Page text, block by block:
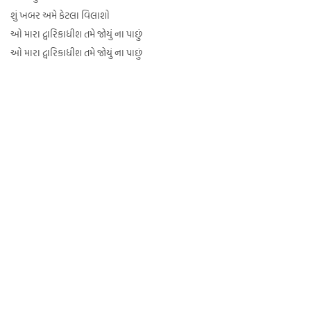
શું ખબર અમે કેટલા વિલાશો
ઓ મારા દ્વારિકાધીશ તમે જોયું ના પાછું
ઓ મારા દ્વારિકાધીશ તમે જોયું ના પાછું